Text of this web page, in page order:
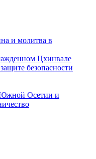
2015 г
2014 г(10)
№98+99 11 июля
4 августа
г
и молитва в
Цхинвале
безопасности
Южной Осетии и